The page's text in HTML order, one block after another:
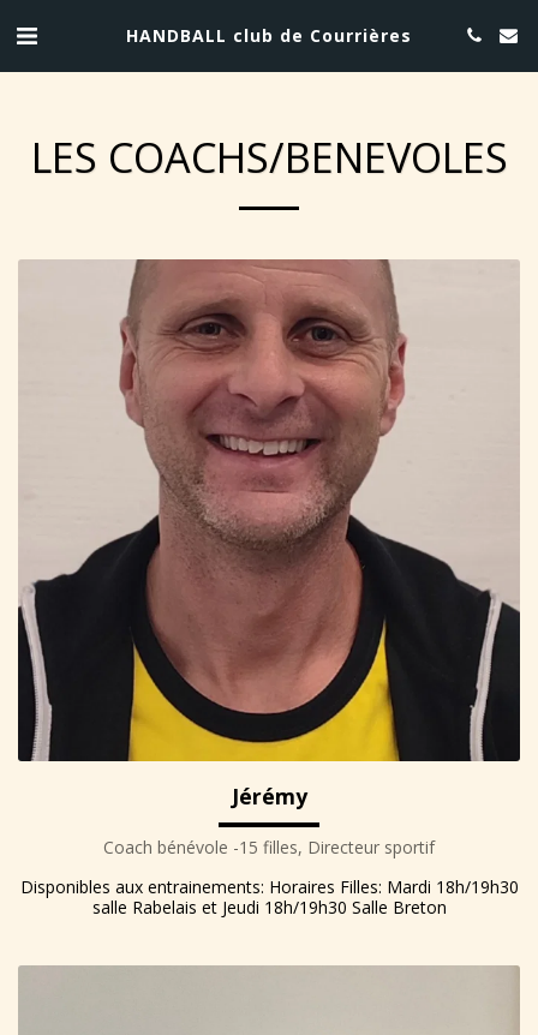
HANDBALL club de Courrières
LES COACHS/BENEVOLES
Jérémy
Coach bénévole -15 filles, Directeur sportif
Disponibles aux entrainements: Horaires Filles: Mardi 18h/19h30
salle Rabelais et Jeudi 18h/19h30 Salle Breton